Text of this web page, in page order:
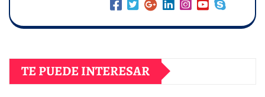
TE PUEDE INTERESAR